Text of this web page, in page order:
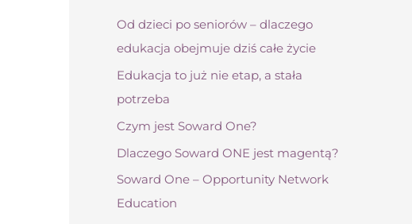
a
j
d
Od dzieci po seniorów – dlaczego
edukacja obejmuje dziś całe życie
Edukacja to już nie etap, a stała
potrzeba
Czym jest Soward One?
Dlaczego Soward ONE jest magentą?
Soward One – Opportunity Network
Education